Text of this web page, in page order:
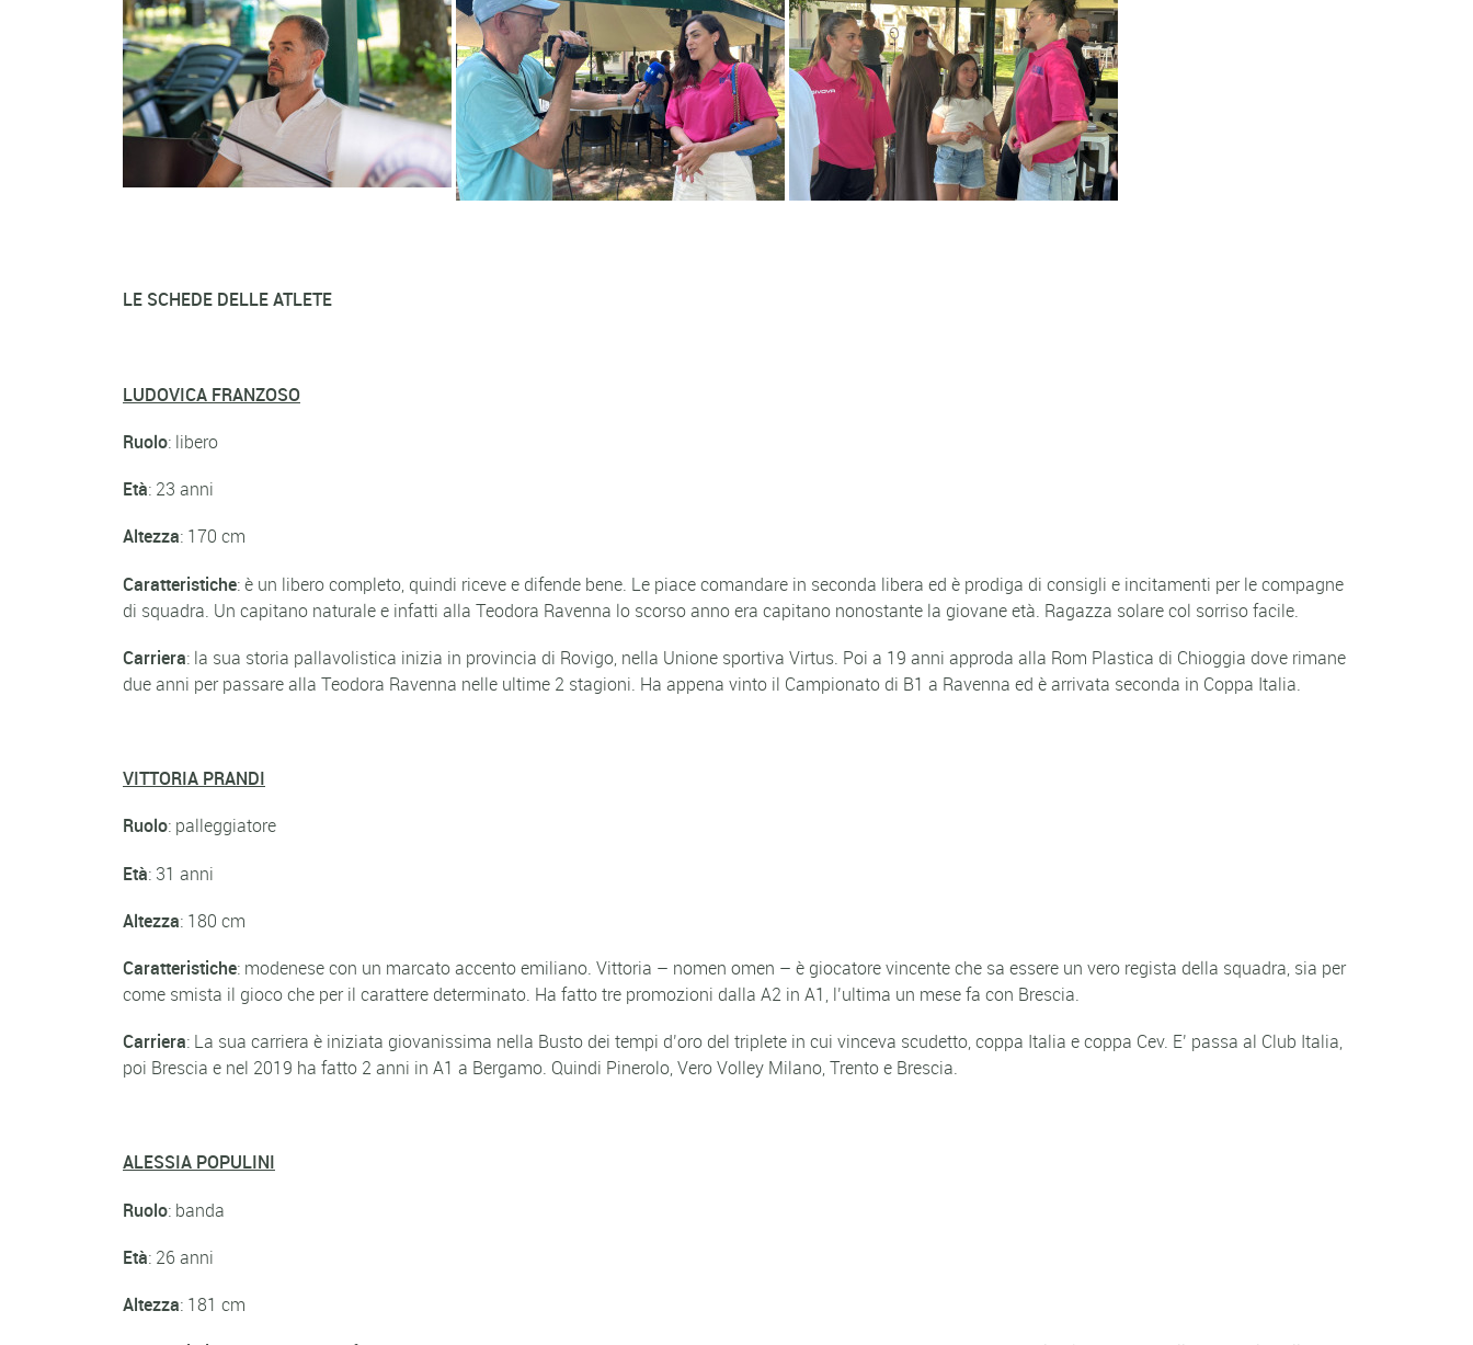
LE SCHEDE DELLE ATLETE
LUDOVICA FRANZOSO
Ruolo: libero
Età: 23 anni
Altezza: 170 cm
Caratteristiche: è un libero completo, quindi riceve e difende bene. Le piace comandare in seconda libera ed è prodiga di consigli e incitamenti per le compagne
di squadra. Un capitano naturale e infatti alla Teodora Ravenna lo scorso anno era capitano nonostante la giovane età. Ragazza solare col sorriso facile.
Carriera: la sua storia pallavolistica inizia in provincia di Rovigo, nella Unione sportiva Virtus. Poi a 19 anni approda alla Rom Plastica di Chioggia dove rimane
due anni per passare alla Teodora Ravenna nelle ultime 2 stagioni. Ha appena vinto il Campionato di B1 a Ravenna ed è arrivata seconda in Coppa Italia.
VITTORIA PRANDI
Ruolo: palleggiatore
Età: 31 anni
Altezza: 180 cm
Caratteristiche: modenese con un marcato accento emiliano. Vittoria – nomen omen – è giocatore vincente che sa essere un vero regista della squadra, sia per
come smista il gioco che per il carattere determinato. Ha fatto tre promozioni dalla A2 in A1, l’ultima un mese fa con Brescia.
Carriera: La sua carriera è iniziata giovanissima nella Busto dei tempi d’oro del triplete in cui vinceva scudetto, coppa Italia e coppa Cev. E’ passa al Club Italia,
poi Brescia e nel 2019 ha fatto 2 anni in A1 a Bergamo. Quindi Pinerolo, Vero Volley Milano, Trento e Brescia.
ALESSIA POPULINI
Ruolo: banda
Età: 26 anni
Altezza: 181 cm